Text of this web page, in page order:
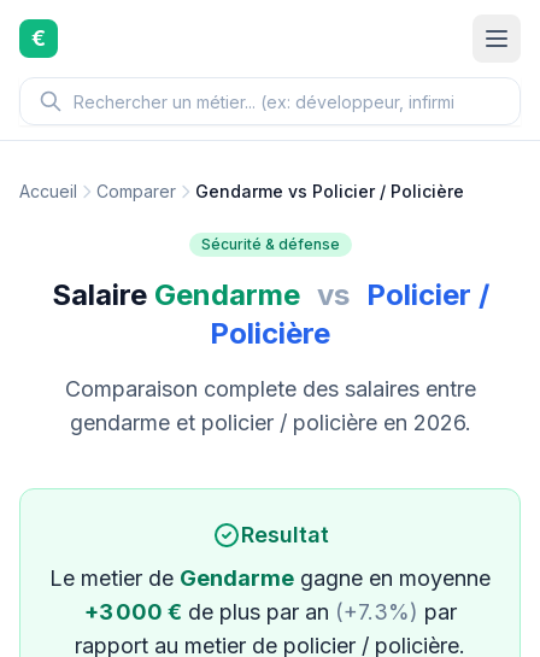
Aller au contenu principal
€
Accueil Comparer Gendarme vs Policier / Policière
Sécurité & défense
Salaire Gendarme vs Policier /
Policière
Comparaison complete des salaires entre
gendarme et policier / policière en 2026.
Resultat
Le metier de Gendarme gagne en moyenne
+3 000 € de plus par an (+7.3%) par
rapport au metier de policier / policière.